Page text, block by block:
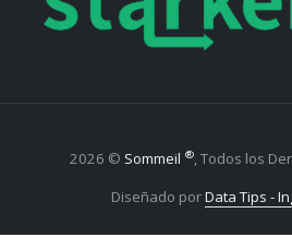
2026 © Sommeil ®, Todos los
Diseñado porData Tips -